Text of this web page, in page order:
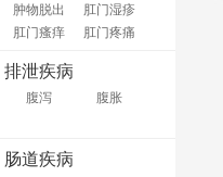
肿物脱出
肛门湿疹
肛门瘙痒 肛门疼痛
排泄疾病
腹泻
腹胀
肠道疾病